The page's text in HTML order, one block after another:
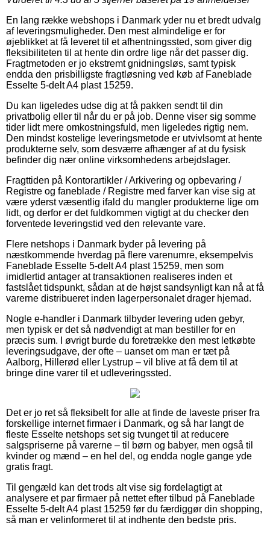
En lang række webshops i Danmark yder nu et bredt udvalg
af leveringsmuligheder. Den mest almindelige er for
øjeblikket at få leveret til et afhentningssted, som giver dig
fleksibiliteten til at hente din ordre lige når det passer dig.
Fragtmetoden er jo ekstremt gnidningsløs, samt typisk
endda den prisbilligste fragtløsning ved køb af Faneblade
Esselte 5-delt A4 plast 15259.
Du kan ligeledes udse dig at få pakken sendt til din
privatbolig eller til når du er på job. Denne viser sig somme
tider lidt mere omkostningsfuld, men ligeledes rigtig nem.
Den mindst kostelige leveringsmetode er utvivlsomt at hente
produkterne selv, som desværre afhænger af at du fysisk
befinder dig nær online virksomhedens arbejdslager.
Fragttiden på Kontorartikler / Arkivering og opbevaring /
Registre og faneblade / Registre med farver kan vise sig at
være yderst væsentlig ifald du mangler produkterne lige om
lidt, og derfor er det fuldkommen vigtigt at du checker den
forventede leveringstid ved den relevante vare.
Flere netshops i Danmark byder på levering på
næstkommende hverdag på flere varenumre, eksempelvis
Faneblade Esselte 5-delt A4 plast 15259, men som
imidlertid antager at transaktionen realiseres inden et
fastslået tidspunkt, sådan at de højst sandsynligt kan nå at få
varerne distribueret inden lagerpersonalet drager hjemad.
Nogle e-handler i Danmark tilbyder levering uden gebyr,
men typisk er det så nødvendigt at man bestiller for en
præcis sum. I øvrigt burde du foretrække den mest letkøbte
leveringsudgave, der ofte – uanset om man er tæt på
Aalborg, Hillerød eller Lystrup – vil blive at få dem til at
bringe dine varer til et udleveringssted.
Det er jo ret så fleksibelt for alle at finde de laveste priser fra
forskellige internet firmaer i Danmark, og så har langt de
fleste Esselte netshops set sig tvunget til at reducere
salgspriserne på varerne – til børn og babyer, men også til
kvinder og mænd – en hel del, og endda nogle gange yde
gratis fragt.
Til gengæld kan det trods alt vise sig fordelagtigt at
analysere et par firmaer på nettet efter tilbud på Faneblade
Esselte 5-delt A4 plast 15259 før du færdiggør din shopping,
så man er velinformeret til at indhente den bedste pris.